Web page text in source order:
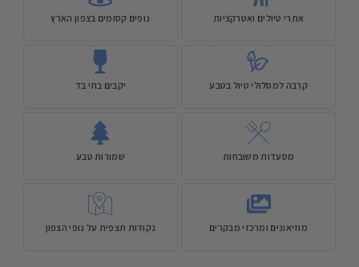
אתרי טיולים ואטרקציות נופים קסומים בצפון הארץ
קרבה למסלולי טיול בטבע יקבים בתי בד
מסעדות משובחות שמורות טבע
מוזיאונים ומרכזי מבקרים נקודות תצפית על נופי הצפון